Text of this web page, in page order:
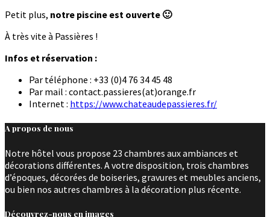
Petit plus, notre piscine est ouverte 🙂
À très vite à Passières !
Infos et réservation :
Par téléphone : +33 (0)4 76 34 45 48
Par mail : contact.passieres(at)orange.fr
Internet : https://www.chateaudepassieres.fr/
A propos de nous
Notre hôtel vous propose 23 chambres aux ambiances et
décorations différentes. A votre disposition, trois chambres
d’époques, décorées de boiseries, gravures et meubles anciens,
ou bien nos autres chambres à la décoration plus récente.
Découvrez-nous en images